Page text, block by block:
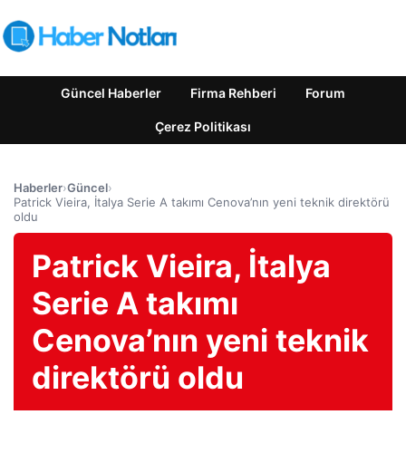
Güncel Haberler Firma Rehberi Forum
Çerez Politikası
Haberler›Güncel›
Patrick Vieira, İtalya Serie A takımı Cenova’nın yeni teknik direktörü
oldu
Patrick Vieira, İtalya
Serie A takımı
Cenova’nın yeni teknik
direktörü oldu